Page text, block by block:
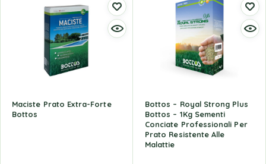
Maciste Prato Extra-Forte
Bottos
Bottos – Royal Strong Plus
Bottos – 1Kg Sementi
Conciate Professionali Per
Prato Resistente Alle
Malattie